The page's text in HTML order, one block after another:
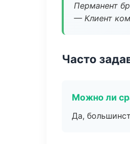
Перманент
— Клиент
Часто
Можно ли
Да,